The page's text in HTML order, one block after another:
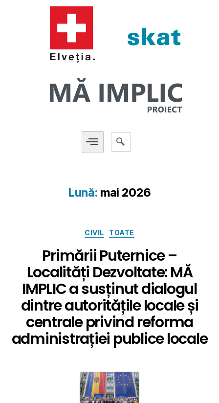
Lună: mai 2026
CIVIL TOATE
Primării Puternice –
Localități Dezvoltate: MĂ
IMPLIC a susținut dialogul
dintre autoritățile locale și
centrale privind reforma
administrației publice locale